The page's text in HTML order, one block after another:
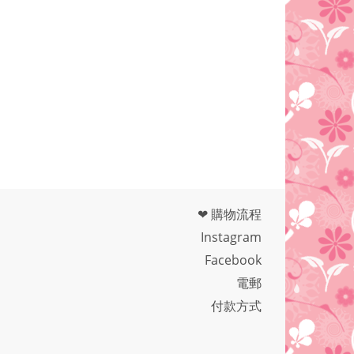
❤ 購物流程
Instagram
Facebook
電郵
付款方式